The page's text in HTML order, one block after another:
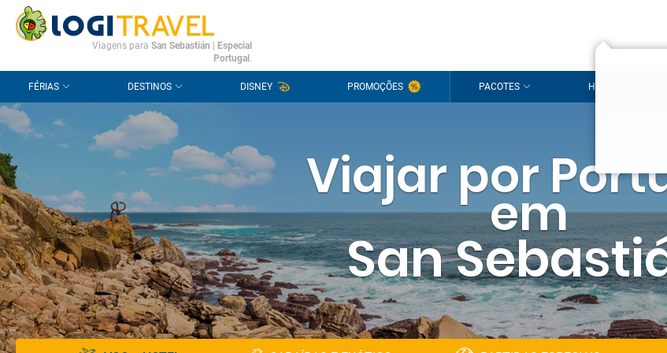
CONTACTO PERGUNTAS FREQUENTES
Viagens para San Sebastián
Especial
Portugal .
FÉRIAS DESTINOS DISNEY PROMOÇÕES PACOTES HOTÉIS
Viajar por
em
San